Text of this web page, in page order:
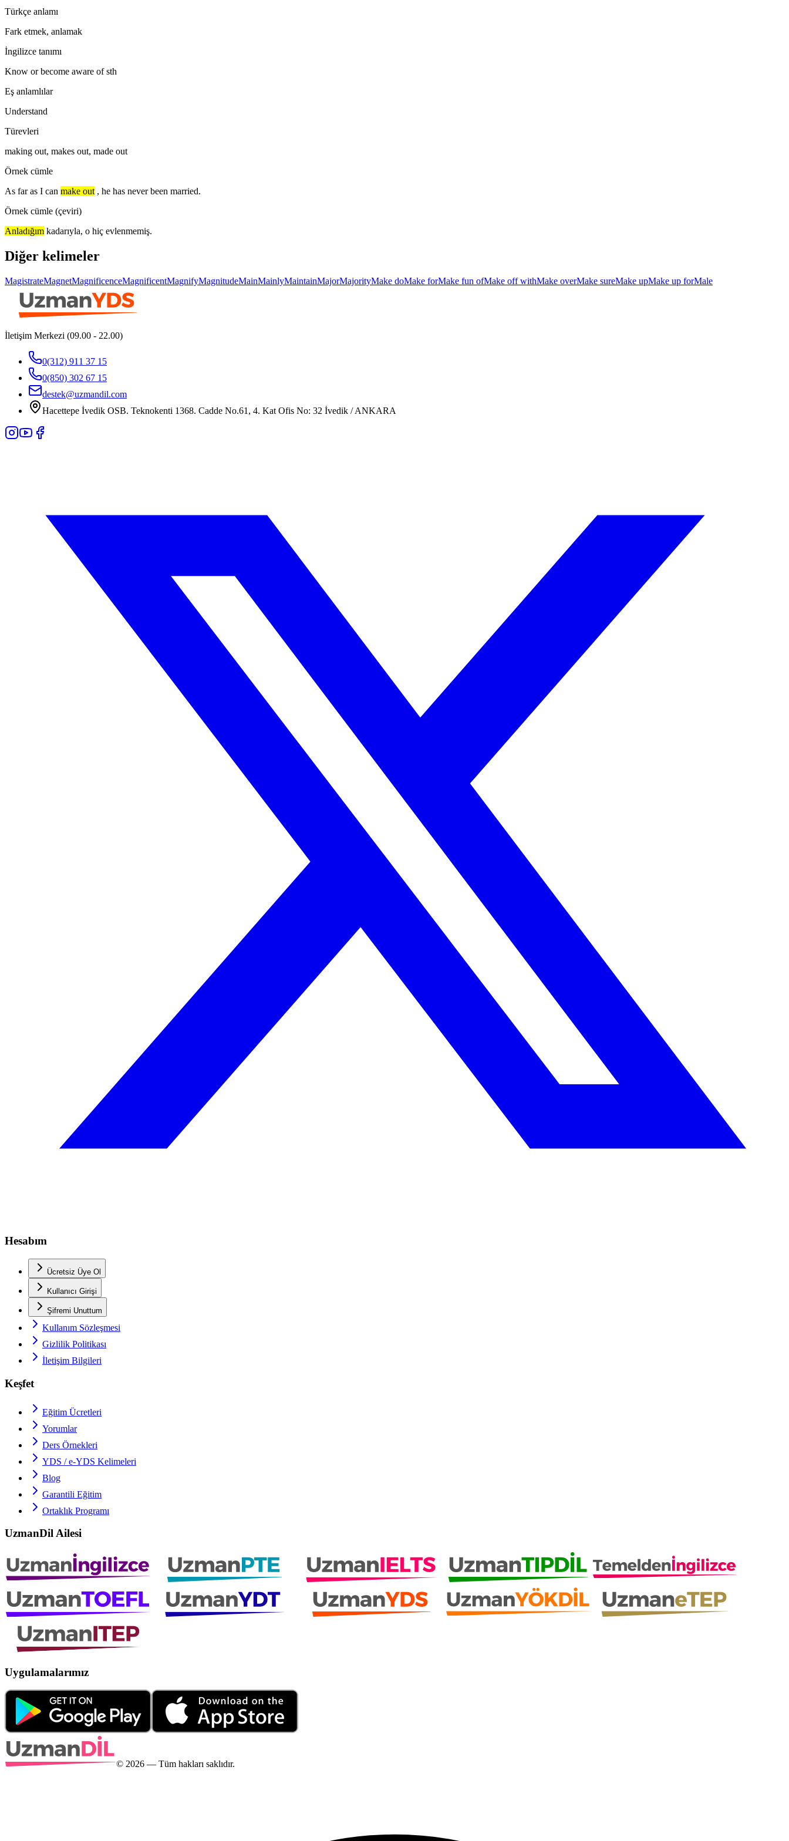
Türkçe anlamı
Fark etmek, anlamak
İngilizce tanımı
Know or become aware of sth
Eş anlamlılar
Understand
Türevleri
making out, makes out, made out
Örnek cümle
As far as I can make out , he has never been married.
Örnek cümle (çeviri)
Anladığım kadarıyla, o hiç evlenmemiş.
Diğer kelimeler
MagistrateMagnetMagnificenceMagnificentMagnifyMagnitudeMainMainlyMaintainMajorMajorityMake doMake forMake fun ofMake off withMake overMake sureMake upMake up forMale
İletişim Merkezi (09.00 - 22.00)
0(312) 911 37 15
0(850) 302 67 15
destek@uzmandil.com
Hacettepe İvedik OSB. Teknokenti 1368. Cadde No.61, 4. Kat Ofis No: 32 İvedik / ANKARA
Hesabım
Ücretsiz Üye Ol
Kullanıcı Girişi
Şifremi Unuttum
Kullanım Sözleşmesi
Gizlilik Politikası
İletişim Bilgileri
Keşfet
Eğitim Ücretleri
Yorumlar
Ders Örnekleri
YDS / e-YDS Kelimeleri
Blog
Garantili Eğitim
Ortaklık Programı
UzmanDil Ailesi
Uygulamalarımız
© 2026 — Tüm hakları saklıdır.